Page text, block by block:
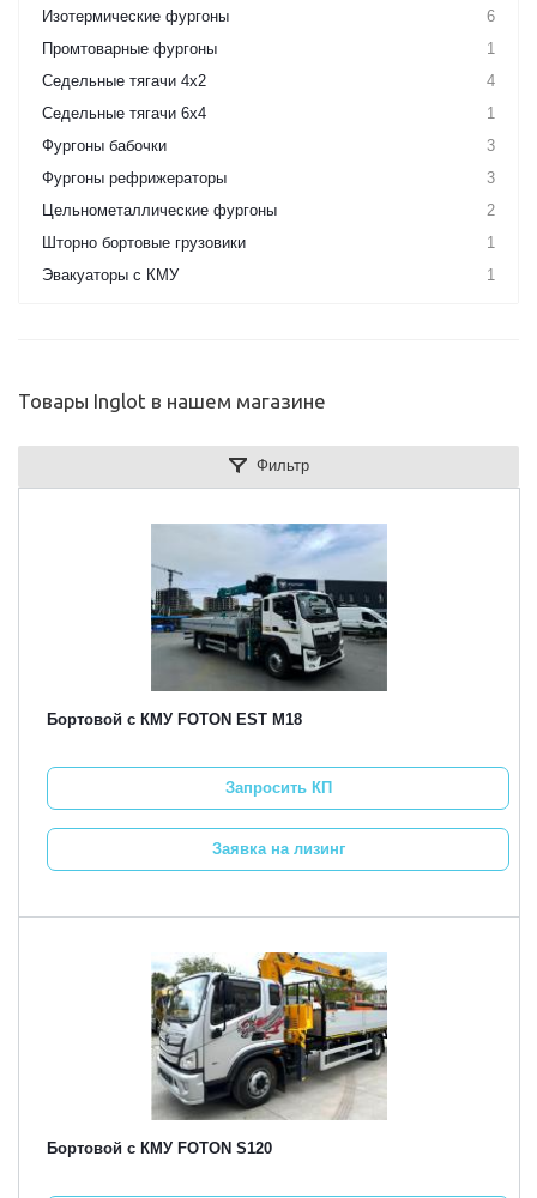
Изотермические фургоны
6
Промтоварные фургоны
1
Седельные тягачи 4х2
4
Седельные тягачи 6х4
1
Фургоны бабочки
3
Фургоны рефрижераторы
3
Цельнометаллические фургоны
2
Шторно бортовые грузовики
1
Эвакуаторы с КМУ
1
Товары Inglot в нашем магазине
Фильтр
Бортовой с КМУ FOTON EST M18
Запросить КП
Заявка на лизинг
Бортовой с КМУ FOTON S120